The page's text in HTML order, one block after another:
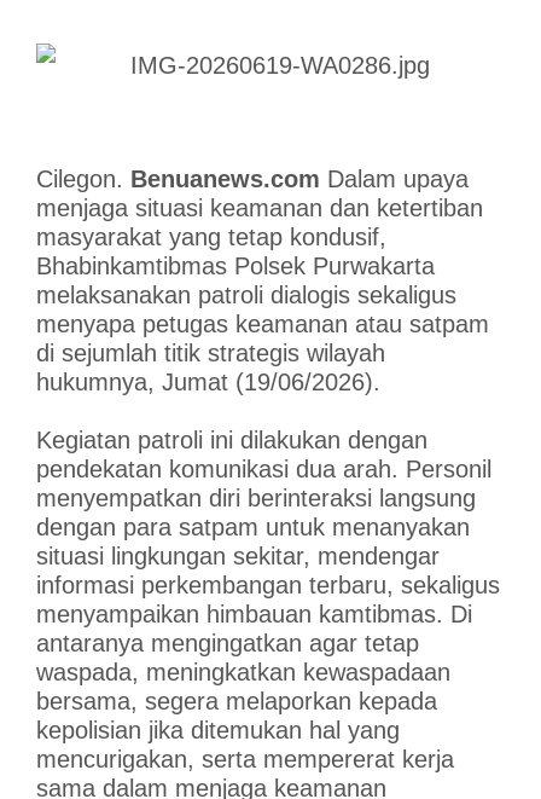
Cilegon. Benuanews.com Dalam upaya
menjaga situasi keamanan dan ketertiban
masyarakat yang tetap kondusif,
Bhabinkamtibmas Polsek Purwakarta
melaksanakan patroli dialogis sekaligus
menyapa petugas keamanan atau satpam
di sejumlah titik strategis wilayah
hukumnya, Jumat (19/06/2026).
Kegiatan patroli ini dilakukan dengan
pendekatan komunikasi dua arah. Personil
menyempatkan diri berinteraksi langsung
dengan para satpam untuk menanyakan
situasi lingkungan sekitar, mendengar
informasi perkembangan terbaru, sekaligus
menyampaikan himbauan kamtibmas. Di
antaranya mengingatkan agar tetap
waspada, meningkatkan kewaspadaan
bersama, segera melaporkan kepada
kepolisian jika ditemukan hal yang
mencurigakan, serta mempererat kerja
sama dalam menjaga keamanan